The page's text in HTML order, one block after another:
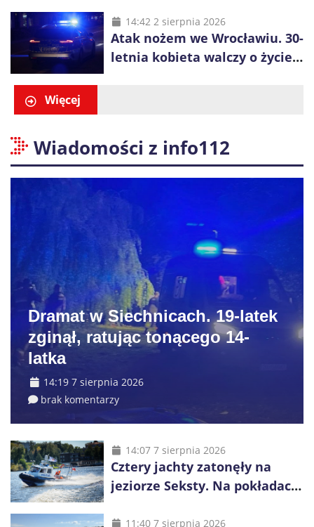
14:42 2 sierpnia 2026
Atak nożem we Wrocławiu. 30-
letnia kobieta walczy o życie,
Więcej
Wiadomości z info112
Dramat w Siechnicach. 19-latek
zginął, ratując tonącego 14-
latka
14:19 7 sierpnia 2026
brak komentarzy
14:07 7 sierpnia 2026
Cztery jachty zatonęły na
jeziorze Seksty. Na pokładach
11:40 7 sierpnia 2026